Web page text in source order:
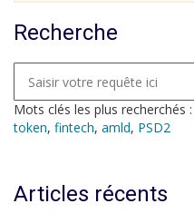
Recherche
Mots clés les plus recherchés :
token, fintech, amld, PSD2
Articles récents